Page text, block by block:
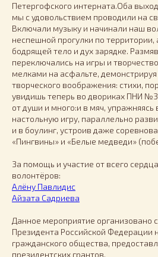
Петергофского интерната.Оба
мы с удовольствием проводили на
Включали музыку и начинали наш
неспешной прогулки по территории,
бодрящей тело и дух зарядке.
переключались на игры и
мелками на асфальте, демонстрируя
творческого воображения: стихи,
увидишь теперь во двориках ПНИ
от души и много:и в мяч, упражняясь
настольную игру, параллельно
и в боулинг, устроив даже
«Пингвины» и «Белые медведи»
За помощь и участие от всего
волонтёров:
Алёну Павлидис
Айзата Садриева
Данное мероприятие организовано
Президента Российской Федерации
гражданского общества,
президентских грантов.